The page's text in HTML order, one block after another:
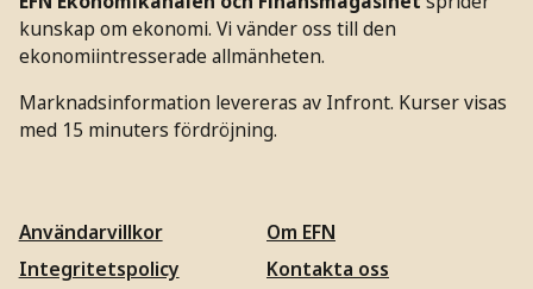
kunskap om ekonomi. Vi vänder oss till den
ekonomiintresserade allmänheten.
Marknadsinformation levereras av Infront. Kurser visas
med 15 minuters fördröjning.
Användarvillkor
Integritetspolicy
Om EFN
Kontakta oss